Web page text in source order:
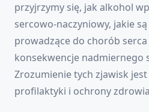
przyjrzymy się, jak alkohol
sercowo-naczyniowy, jakie
prowadzące do chorób
konsekwencje nadmiernego
Zrozumienie tych zjawisk
profilaktyki i ochrony